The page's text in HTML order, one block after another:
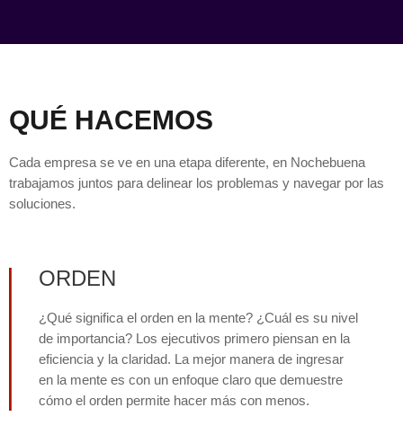
QUÉ HACEMOS
Cada empresa se ve en una etapa diferente, en Nochebuena
trabajamos juntos para delinear los problemas y navegar por las
soluciones.
ORDEN
¿Qué significa el orden en la mente? ¿Cuál es su nivel
de importancia? Los ejecutivos primero piensan en la
eficiencia y la claridad. La mejor manera de ingresar
en la mente es con un enfoque claro que demuestre
cómo el orden permite hacer más con menos.